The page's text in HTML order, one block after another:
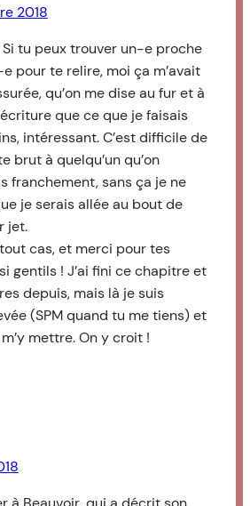
2018
Si tu peux trouver un-e proche
pour te relire, moi ça m’avait
qu’on me dise au fur et à
que ce que je faisais
intéressant. C’est difficile de
brut à quelqu’un qu’on
franchement, sans ça je ne
je serais allée au bout de
jet.
cas, et merci pour tes
gentils ! J’ai fini ce chapitre et
depuis, mais là je suis
(SPM quand tu me tiens) et
mettre. On y croit !